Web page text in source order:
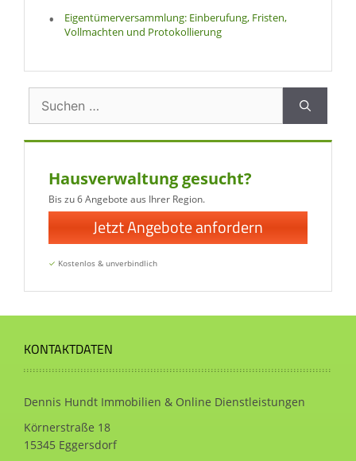
Eigentümerversammlung: Einberufung, Fristen,
Vollmachten und Protokollierung
nach:
Hausverwaltung gesucht?
Bis zu 6 Angebote aus Ihrer Region.
Jetzt Angebote anfordern
✓ Kostenlos & unverbindlich
KONTAKTDATEN
Dennis Hundt Immobilien & Online Dienstleistungen
Körnerstraße 18
15345 Eggersdorf